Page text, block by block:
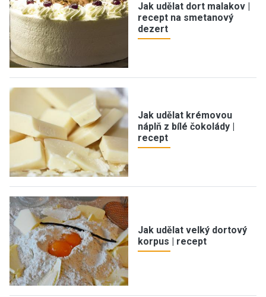
Jak udělat dort malakov |
recept na smetanový
dezert
Jak udělat krémovou
náplň z bílé čokolády |
recept
Jak udělat velký dortový
korpus | recept